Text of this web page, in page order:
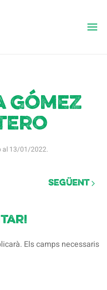
al13/01/2022.
Següent
Els camps necessaris